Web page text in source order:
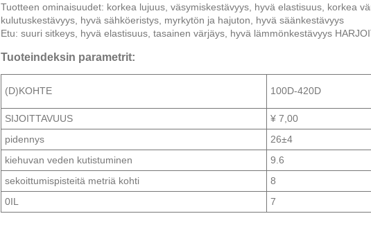
Tuotteen ominaisuudet: korkea lujuus, väsymiskestävyys, hyvä elastisuus, korkea
kulutuskestävyys, hyvä sähköeristys, myrkytön ja hajuton, hyvä säänkestävyys
Etu: suuri sitkeys, hyvä elastisuus, tasainen värjäys, hyvä lämmönkestävyys
Tuoteindeksin parametrit:
(D)KOHTE 100D-420D
SIJOITTAVUUS
¥ 7,00
pidennys
26±4
kiehuvan veden kutistuminen
9.6
sekoittumispisteitä metriä kohti
8
0IL
7